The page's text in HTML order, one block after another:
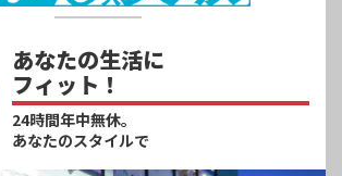
あなたの生活に
フィット！
24時間年中無休。
あなたのスタイルで